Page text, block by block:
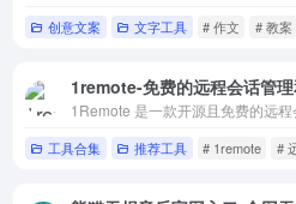
创意文案 文字工具 # 作文 # 教案
1remote-免费的远程会话管
1Remote 是一款开源且免费的远
工具合集 推荐工具 # 1remote #